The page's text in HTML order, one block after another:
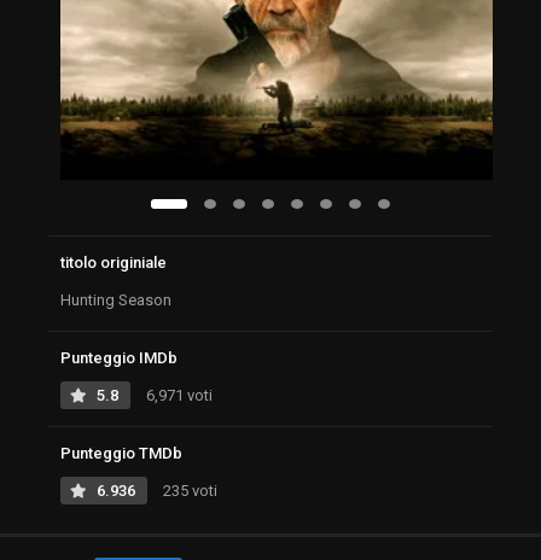
titolo originiale
Hunting Season
Punteggio IMDb
5.8 6,971 voti
Punteggio TMDb
6.936 235 voti